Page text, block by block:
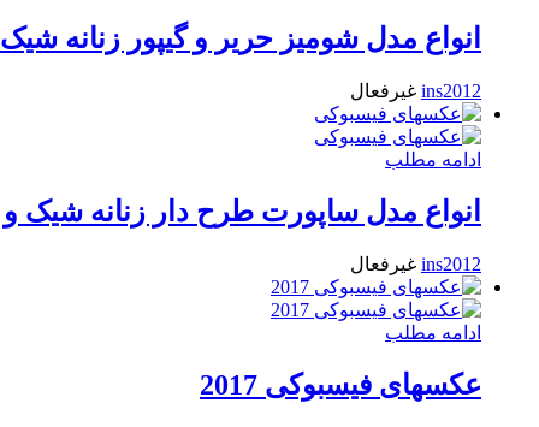
انواع مدل شومیز حریر و گیپور زنانه
ins2012 غیرفعال
ادامه مطلب
انواع مدل ساپورت طرح دار زنانه شیک و
ins2012 غیرفعال
ادامه مطلب
عکسهای فیسبوکی 2017